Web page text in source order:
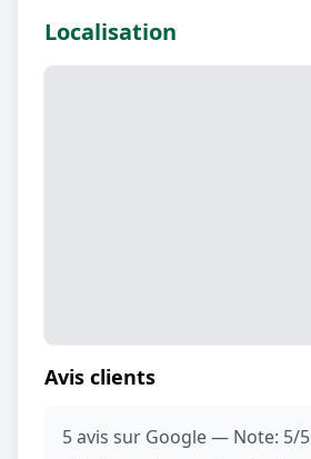
Localisation
Avis clients
5 avis sur Google — Note: 5/5